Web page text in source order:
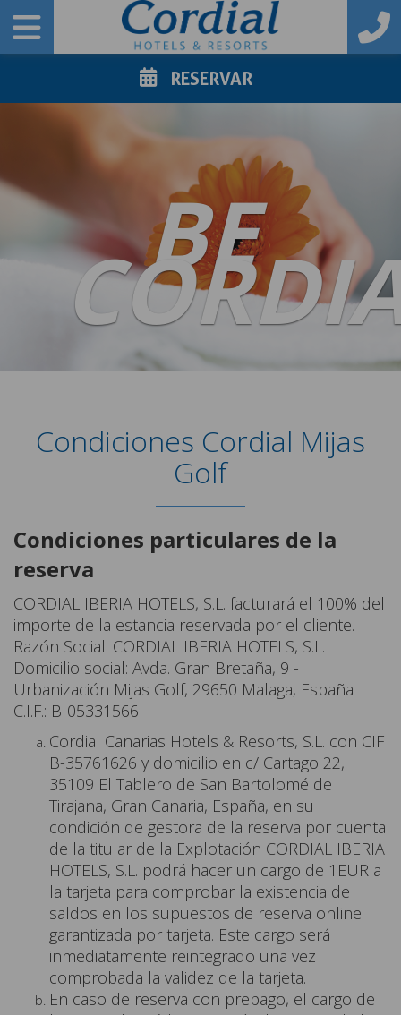
RESERVAR
BE
Condiciones Cordial Mijas
Golf
Condiciones particulares de la
reserva
CORDIAL IBERIA HOTELS, S.L. facturará el 100% del
importe de la estancia reservada por el cliente.
Razón Social: CORDIAL IBERIA HOTELS, S.L.
Domicilio social: Avda. Gran Bretaña, 9 -
Urbanización Mijas Golf, 29650 Malaga, España
C.I.F.: B-05331566
Cordial Canarias Hotels & Resorts, S.L. con CIF
B-35761626 y domicilio en c/ Cartago 22,
35109 El Tablero de San Bartolomé de
Tirajana, Gran Canaria, España, en su
condición de gestora de la reserva por cuenta
de la titular de la Explotación CORDIAL IBERIA
HOTELS, S.L. podrá hacer un cargo de 1EUR a
la tarjeta para comprobar la existencia de
saldos en los supuestos de reserva online
garantizada por tarjeta. Este cargo será
inmediatamente reintegrado una vez
comprobada la validez de la tarjeta.
En caso de reserva con prepago, el cargo de